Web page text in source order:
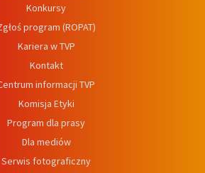
Konkursy
program (ROPAT)
Kariera w TVP
Kontakt
informacji TVP
Komisja Etyki
Program dla prasy
Dla mediów
Serwis fotograficzny